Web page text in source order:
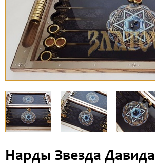
Нарды Звезда Давида